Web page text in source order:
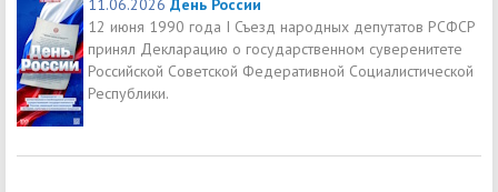
12 июня 1990 года I Съезд народных депутатов РСФСР
принял Декларацию о государственном суверенитете
Российской Советской Федеративной Социалистической
Республики.